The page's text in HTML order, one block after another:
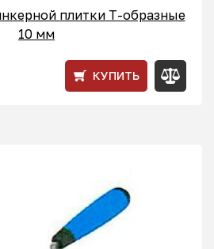
плитки T-образные
10 мм
КУПИТЬ